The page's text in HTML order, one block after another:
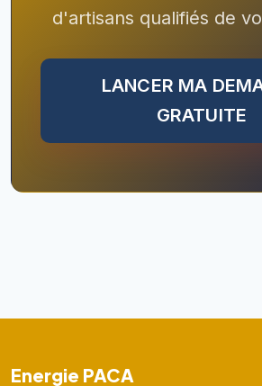
d'artisans qualifiés de
LANCER MA
GRATUITE
Energie PACA